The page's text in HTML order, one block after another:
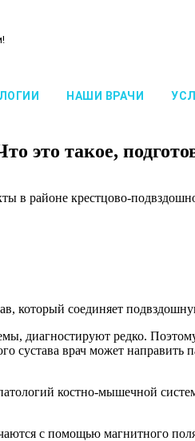
НАШИ ВРАЧИ
это такое,
в районе крестцово-
который соединяет
диагностируют редко.
сустава врач может
костно-мышечной
с помощью магнитного